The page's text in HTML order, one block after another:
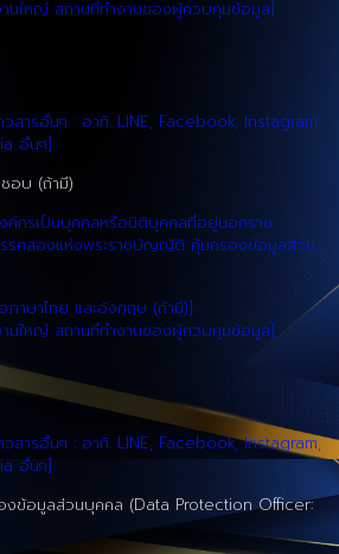
นใหญ่ สถานที่ทำงานของผู้ควบคุมข้อมูล]
ารอื่นๆ : อาทิ. LINE, Facebook, Instagram,
อื่นๆ]
อบ (ถ้ามี)
ค์กรเป็นบุคคลหรือนิติบุคคลที่อยู่นอกราช
รคสองแห่งพระราชบัญญัติ คุ้มครองข้อมูลส่วน
ภาษาไทย และอังกฤษ (ถ้ามี)]
นใหญ่ สถานที่ทำงานของผู้ควบคุมข้อมูล]
ารอื่นๆ : อาทิ. LINE, Facebook, Instagram,
อื่นๆ]
องข้อมูลส่วนบุคคล (Data Protection Officer: